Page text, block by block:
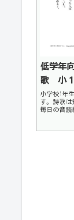
低学年
歌 小
小学校1年
す。詩歌は
毎日の音読
り方名作